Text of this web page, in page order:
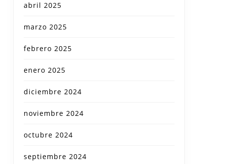
abril 2025
marzo 2025
febrero 2025
enero 2025
diciembre 2024
noviembre 2024
octubre 2024
septiembre 2024